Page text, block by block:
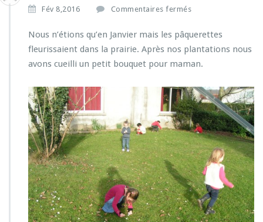
Fév 8,2016 Commentaires fermés
r
e
p
i
n
t
e
m
p
s
a
v
a
n
t
Nous n’étions qu’en Janvier mais les pâquerettes
fleurissaient dans la prairie. Après nos plantations nous
avons cueilli un petit bouquet pour maman.